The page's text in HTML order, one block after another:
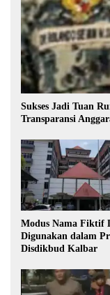
Sukses Jadi Tuan
Transparansi
Modus Nama Fiktif
Digunakan dalam
Disdikbud Kalbar